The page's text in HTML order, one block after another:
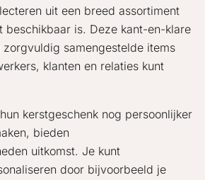
uit een breed assortiment
beschikbaar is. Deze kant-en-klare
samengestelde items
klanten en relaties kunt
kerstgeschenk nog persoonlijker
bieden
uitkomst. Je kunt
door bijvoorbeeld je